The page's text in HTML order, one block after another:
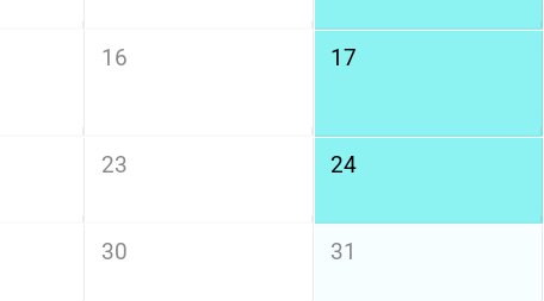
16 17
23 24
30 31